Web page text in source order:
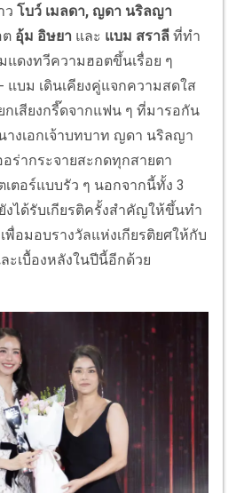
ว โบว์ เมลดา, ญดา นริลญา
ต อุ้ม อิษยา และ แบม สราลี ที่ทำ
แดงทวีความฮอตขึ้นเรื่อย ๆ
แบม เดินเคียงคู่แจกความสดใส
กเสียงกรี๊ดจากแฟน ๆ ที่มารอกัน
งเอกเจ้าบทบาท ญดา นริลญา
ร่ากระจายสะกดทุกสายตา
ตอร์แบบรัว ๆ นอกจากนี้ทั้ง 3
ได้รับเกียรติครั้งสำคัญให้ขึ้นทำ
พื่อมอบรางวัลแห่งเกียรติยศให้กับ
ะเบื้องหลังในปีนี้อีกด้วย